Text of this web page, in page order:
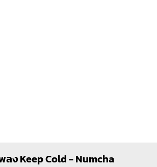
ลง Keep Cold - Numcha